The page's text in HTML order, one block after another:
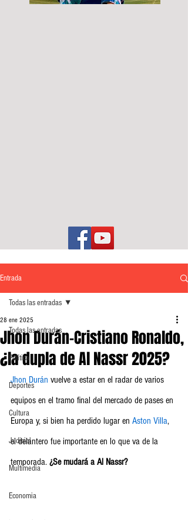
Entrada
Todas las entradas
Política
Deportes
Cultura
Judicial
Multimedia
Economia
Todas las entradas
Jhon Durán-Cristiano Ronaldo,
¿la dupla de Al Nassr 2025?
28 ene 2025
Jhon Durán vuelve a estar en el radar de varios
equipos en el tramo final del mercado de pases en
Europa y, si bien ha perdido lugar en Aston Villa,
el delantero fue importante en lo que va de la
temporada. ¿Se mudará a Al Nassr?